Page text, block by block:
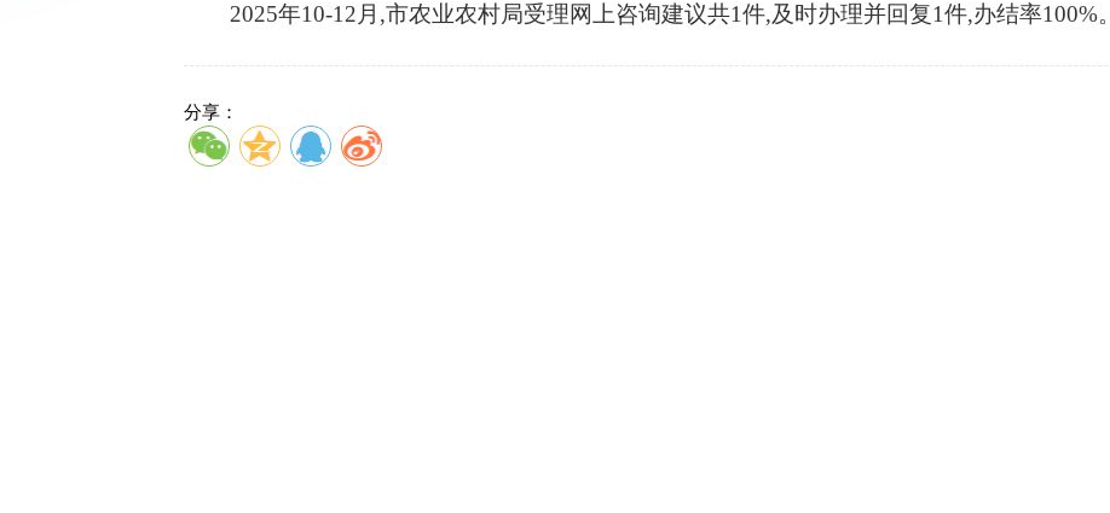
2025年10-12月,市农业农村局受理网上咨询建议共1件,及时办理并回复1件,办结率100%。
分享：